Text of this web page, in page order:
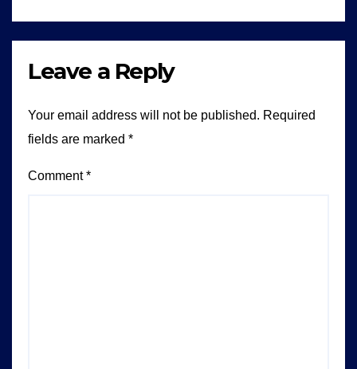
Leave a Reply
Your email address will not be published. Required
fields are marked *
Comment*